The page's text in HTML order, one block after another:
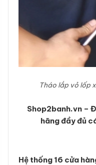
Tháo lắp vỏ lốp
Shop2banh.vn –
hãng đầy đủ
Hệ thống 16 cửa